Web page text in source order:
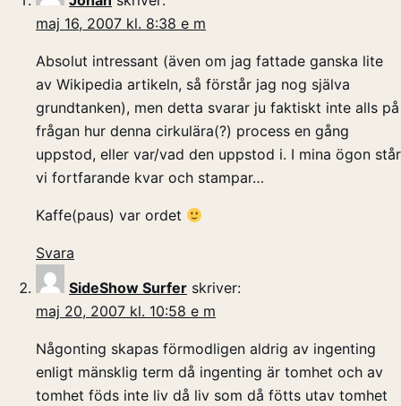
maj 16, 2007 kl. 8:38 e m
Absolut intressant (även om jag fattade ganska lite
av Wikipedia artikeln, så förstår jag nog själva
grundtanken), men detta svarar ju faktiskt inte alls på
frågan hur denna cirkulära(?) process en gång
uppstod, eller var/vad den uppstod i. I mina ögon står
vi fortfarande kvar och stampar…
Kaffe(paus) var ordet
Svara
SideShow Surfer skriver:
maj 20, 2007 kl. 10:58 e m
Någonting skapas förmodligen aldrig av ingenting
enligt mänsklig term då ingenting är tomhet och av
tomhet föds inte liv då liv som då fötts utav tomhet